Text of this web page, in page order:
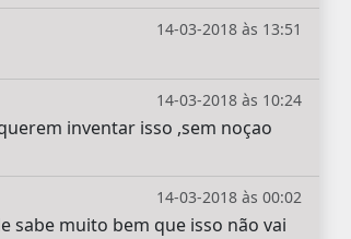
14-03-2018 às 13:51
14-03-2018 às 10:24
inventar isso ,sem noçao
14-03-2018 às 00:02
sabe muito bem que isso não vai